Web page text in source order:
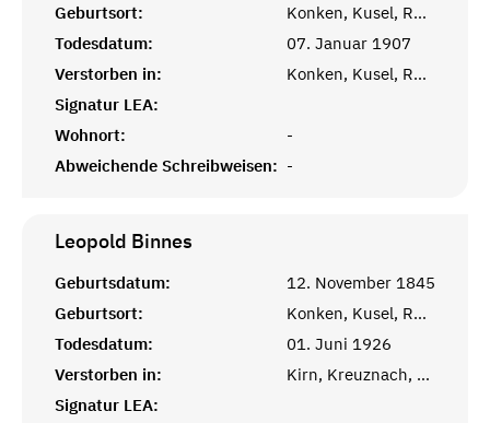
Geburtsort:
Konken, Kusel, Rheinprovinz
Todesdatum:
07. Januar 1907
Verstorben in:
Konken, Kusel, Rheinprovinz
Signatur LEA:
Wohnort:
-
Abweichende Schreibweisen: -
Leopold Binnes
Geburtsdatum:
12. November 1845
Geburtsort:
Konken, Kusel, Rheinprovinz
Todesdatum:
01. Juni 1926
Verstorben in:
Kirn, Kreuznach, Rheinprovinz
Signatur LEA: